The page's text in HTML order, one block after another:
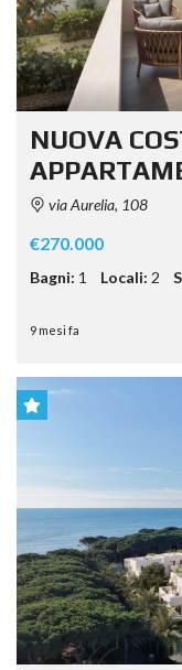
NUOVA
via Aurelia, 108
€270.000
Bagni: 1 Locali: 2
9 mesi fa